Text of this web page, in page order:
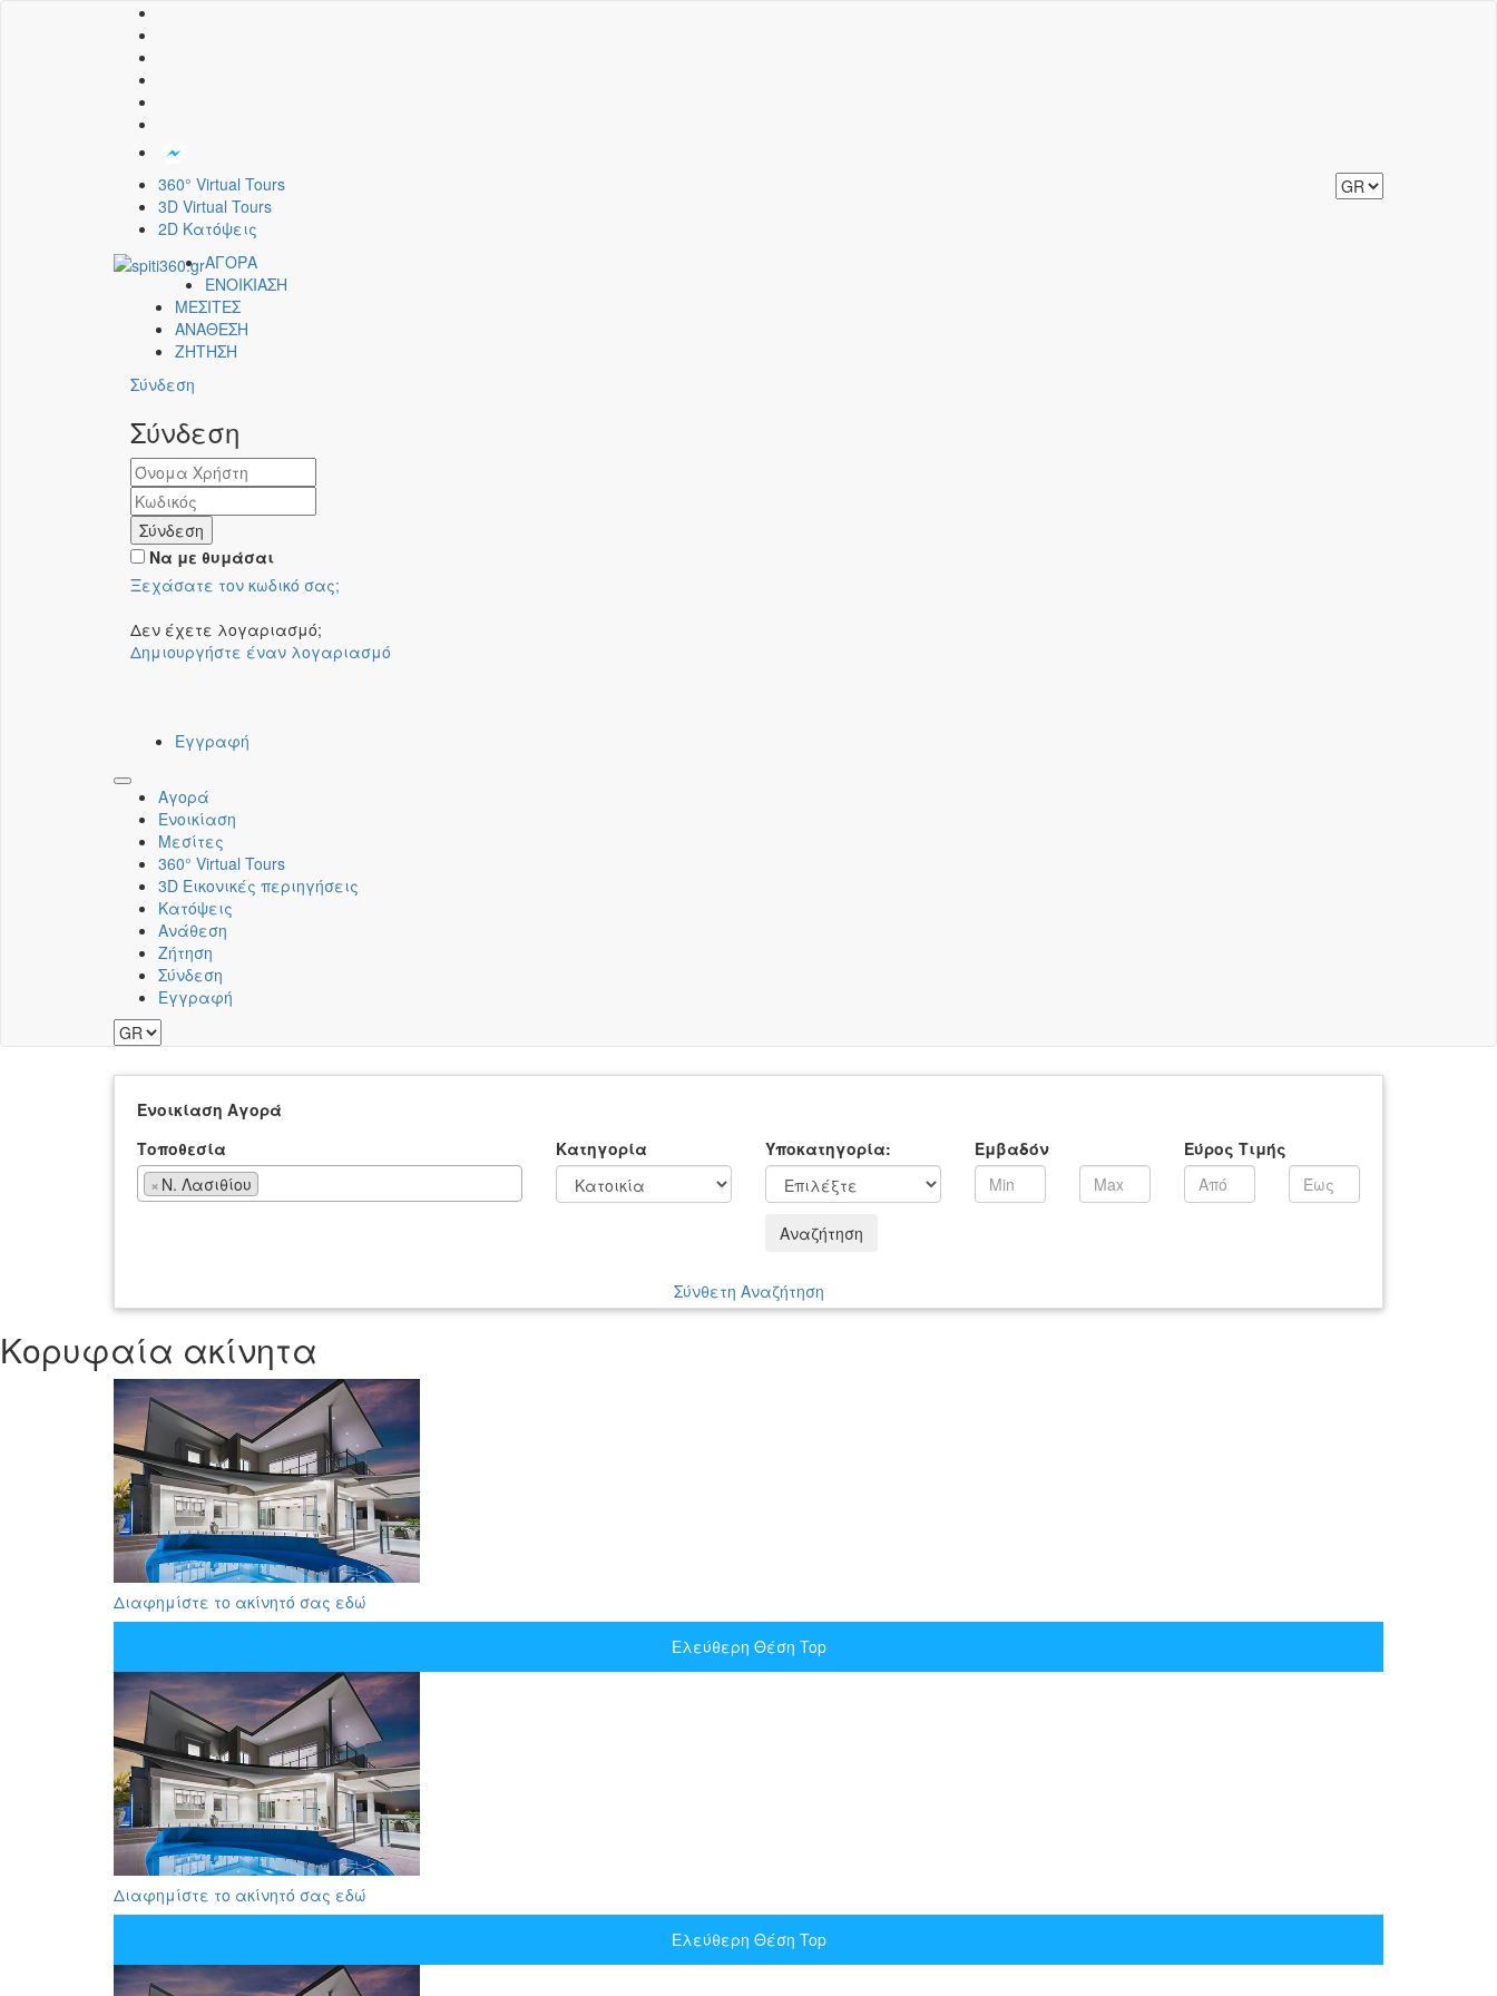
360° Virtual Tours
3D Virtual Tours
2D Κατόψεις
ΑΓΟΡΑ
ΕΝΟΙΚΙΑΣΗ
ΜΕΣΙΤΕΣ
ΑΝΑΘΕΣΗ
ΖΗΤΗΣΗ
Σύνδεση
Σύνδεση
Σύνδεση
Να με θυμάσαι
Ξεχάσατε τον κωδικό σας;
Δεν έχετε λογαριασμό;
Δημιουργήστε έναν λογαριασμό
Εγγραφή
Toggle
navigation
Αγορά
Ενοικίαση
Μεσίτες
360° Virtual Tours
3D Εικονικές περιηγήσεις
Κατόψεις
Ανάθεση
Ζήτηση
Σύνδεση
Εγγραφή
Ενοικίαση Αγορά
Τοποθεσία
× Ν. Λασιθίου
Κατηγορία Υποκατηγορία: Εμβαδόν Εύρος Τιμής
Αναζήτηση
Σύνθετη Αναζήτηση
Κορυφαία ακίνητα
Διαφημίστε το ακίνητό σας εδώ
Ελεύθερη Θέση Top
Διαφημίστε το ακίνητό σας εδώ
Ελεύθερη Θέση Top